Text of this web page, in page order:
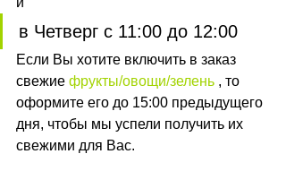
в Четверг с 11:00 до 12:00
Если Вы хотите включить в заказ
свежие фрукты/овощи/зелень , то
оформите его до 15:00 предыдущего
дня, чтобы мы успели получить их
свежими для Вас.